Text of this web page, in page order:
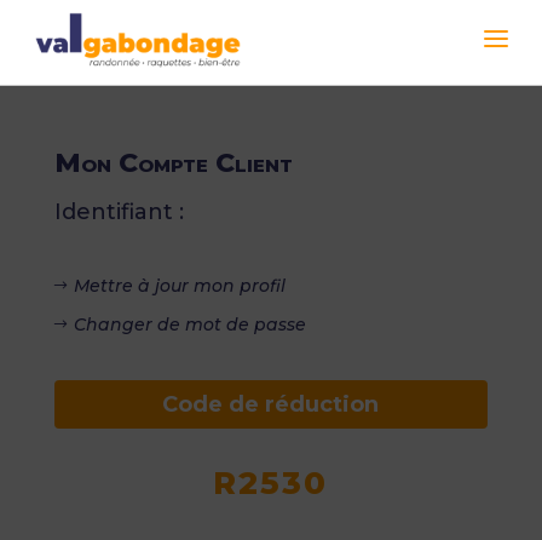
Mon Compte Client
Identifiant :
Mettre à jour mon profil
Changer de mot de passe
Code de réduction
R2530